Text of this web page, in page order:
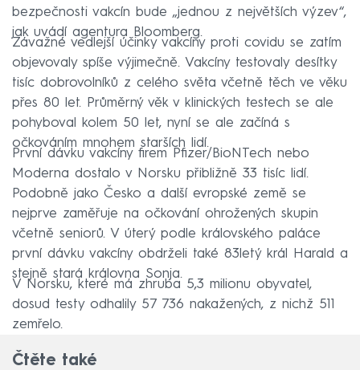
bezpečnosti vakcín bude „jednou z největších výzev“,
jak uvádí agentura Bloomberg.
Závažné vedlejší účinky vakcíny proti covidu se zatím
objevovaly spíše výjimečně. Vakcíny testovaly desítky
tisíc dobrovolníků z celého světa včetně těch ve věku
přes 80 let. Průměrný věk v klinických testech se ale
pohyboval kolem 50 let, nyní se ale začíná s
očkováním mnohem starších lidí.
První dávku vakcíny firem Pfizer/BioNTech nebo
Moderna dostalo v Norsku přibližně 33 tisíc lidí.
Podobně jako Česko a další evropské země se
nejprve zaměřuje na očkování ohrožených skupin
včetně seniorů. V úterý podle královského paláce
první dávku vakcíny obdrželi také 83letý král Harald a
stejně stará královna Sonja.
V Norsku, které má zhruba 5,3 milionu obyvatel,
dosud testy odhalily 57 736 nakažených, z nichž 511
zemřelo.
Čtěte také